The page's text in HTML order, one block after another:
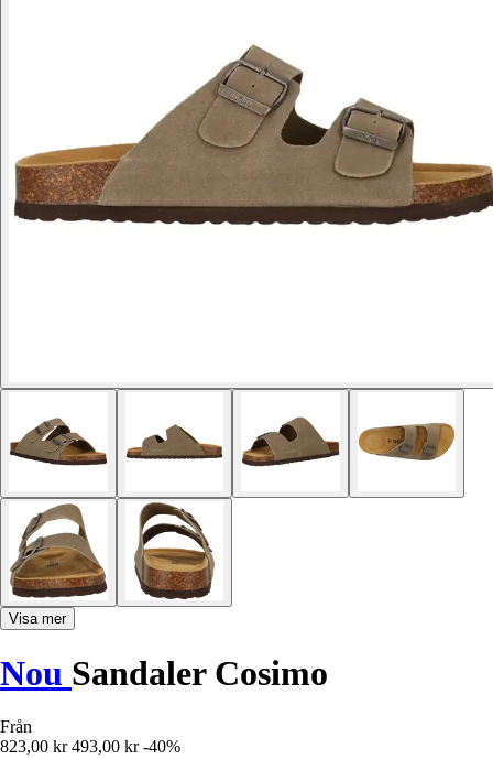
Visa mer
Nou Sandaler Cosimo
Från
823,00 kr 493,00 kr -40%